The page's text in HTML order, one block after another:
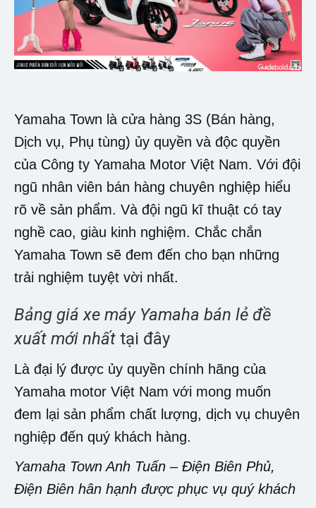
Yamaha Town là cửa hàng 3S (Bán hàng,
Dịch vụ, Phụ tùng) ủy quyền và độc quyền
của Công ty Yamaha Motor Việt Nam. Với đội
ngũ nhân viên bán hàng chuyên nghiệp hiểu
rõ về sản phẩm. Và đội ngũ kĩ thuật có tay
nghề cao, giàu kinh nghiệm. Chắc chắn
Yamaha Town sẽ đem đến cho bạn những
trải nghiệm tuyệt vời nhất.
Bảng giá xe máy Yamaha bán lẻ đề
xuất mới nhất tại đây
Là đại lý được ủy quyền chính hãng của
Yamaha motor Việt Nam với mong muốn
đem lại sản phẩm chất lượng, dịch vụ chuyên
nghiệp đến quý khách hàng.
Yamaha Town Anh Tuấn – Điện Biên Phủ,
Điện Biên hân hạnh được phục vụ quý khách